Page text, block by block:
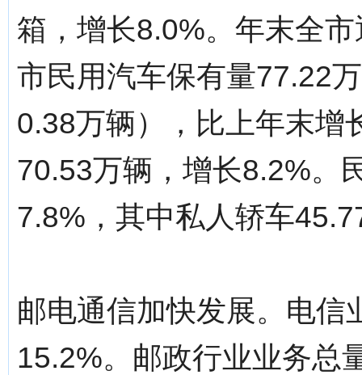
箱，增长8.0%。年末全
市民用汽车保有量77.22
0.38万辆），比上年末增
70.53万辆，增长8.2%。
7.8%，其中私人轿车
邮电通信加快发展。电信
15.2%。邮政行业业务总